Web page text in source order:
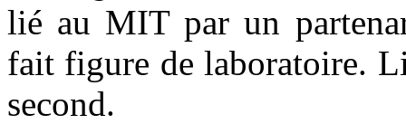
lié au MIT par un
fait figure de laboratoire.
second.